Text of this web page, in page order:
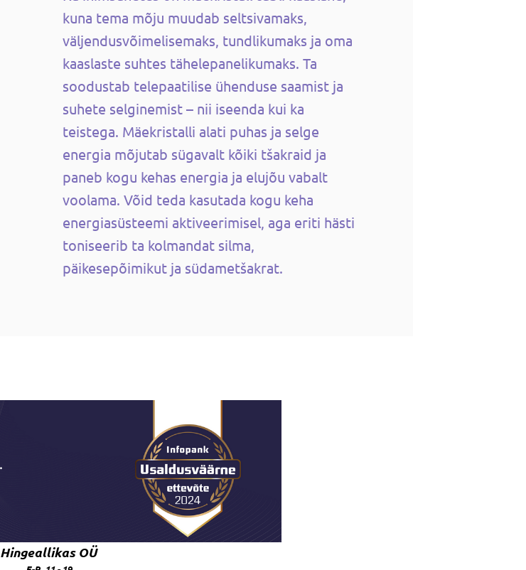
kuna tema mõju muudab seltsivamaks,
väljendusvõimelisemaks, tundlikumaks ja oma
kaaslaste suhtes tähelepanelikumaks. Ta
soodustab telepaatilise ühenduse saamist ja
suhete selginemist – nii iseenda kui ka
teistega. Mäekristalli alati puhas ja selge
energia mõjutab sügavalt kõiki tšakraid ja
paneb kogu kehas energia ja elujõu vabalt
voolama. Võid teda kasutada kogu keha
energiasüsteemi aktiveerimisel, aga eriti hästi
toniseerib ta kolmandat silma,
päikesepõimikut ja südametšakrat.
Hingeallikas OÜ